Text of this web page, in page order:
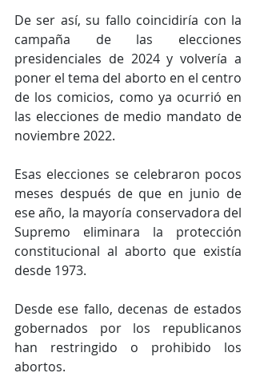
De ser así, su fallo coincidiría con la
campaña de las elecciones
presidenciales de 2024 y volvería a
poner el tema del aborto en el centro
de los comicios, como ya ocurrió en
las elecciones de medio mandato de
noviembre 2022.
Esas elecciones se celebraron pocos
meses después de que en junio de
ese año, la mayoría conservadora del
Supremo eliminara la protección
constitucional al aborto que existía
desde 1973.
Desde ese fallo, decenas de estados
gobernados por los republicanos
han restringido o prohibido los
abortos.